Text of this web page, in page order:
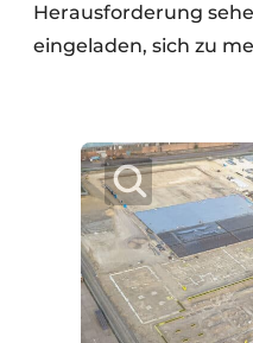
Herausforderung
eingeladen, sich zu